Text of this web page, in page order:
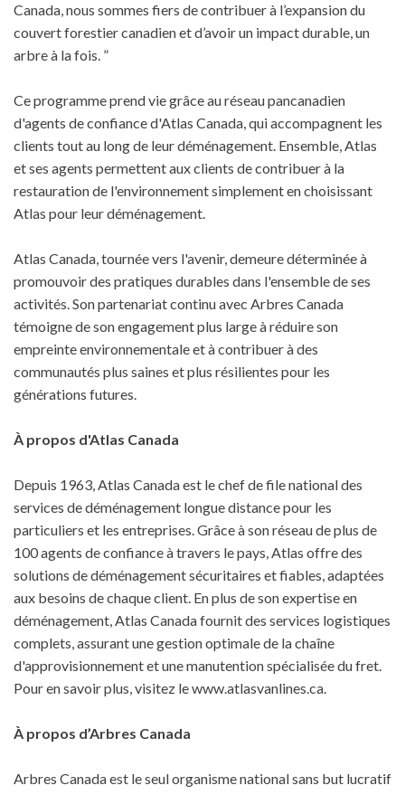
Canada, nous sommes fiers de contribuer à l’expansion du
couvert forestier canadien et d’avoir un impact durable, un
arbre à la fois. ”
Ce programme prend vie grâce au réseau pancanadien
d'agents de confiance d'Atlas Canada, qui accompagnent les
clients tout au long de leur déménagement. Ensemble, Atlas
et ses agents permettent aux clients de contribuer à la
restauration de l'environnement simplement en choisissant
Atlas pour leur déménagement.
Atlas Canada, tournée vers l'avenir, demeure déterminée à
promouvoir des pratiques durables dans l'ensemble de ses
activités. Son partenariat continu avec Arbres Canada
témoigne de son engagement plus large à réduire son
empreinte environnementale et à contribuer à des
communautés plus saines et plus résilientes pour les
générations futures.
À propos d'Atlas Canada
Depuis 1963, Atlas Canada est le chef de file national des
services de déménagement longue distance pour les
particuliers et les entreprises. Grâce à son réseau de plus de
100 agents de confiance à travers le pays, Atlas offre des
solutions de déménagement sécuritaires et fiables, adaptées
aux besoins de chaque client. En plus de son expertise en
déménagement, Atlas Canada fournit des services logistiques
complets, assurant une gestion optimale de la chaîne
d'approvisionnement et une manutention spécialisée du fret.
Pour en savoir plus, visitez le www.atlasvanlines.ca.
À propos d’Arbres Canada
Arbres Canada est le seul organisme national sans but lucratif